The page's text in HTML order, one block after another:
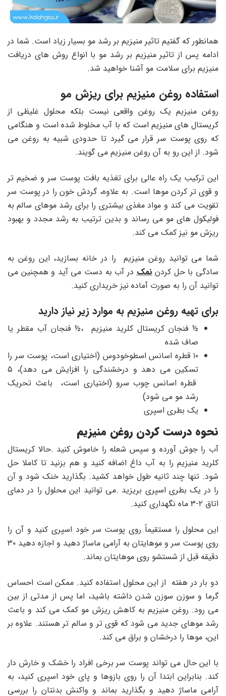
همانطور که گفتیم تاثیر منیزیم بر رشد مو بسیار زیاد است. شما در
ادامه پس از تاثیر منیزیم بر رشد مو با انواع روش های دریافت
منیزیم برای سلامت مو آشنا خواهید شد.
استفاده روغن منیزیم برای ریزش مو
روغن منیزیم یک روغن واقعی نیست بلکه محلول غلیظی از
کریستال های منیزیم است که با آب مخلوط شده است و هنگامی
که روی پوست سر قرار می گیرد تا حدودی شبیه به روغن می‌
شود. از این رو به آن روغن منیزیم می گویند.
این ترکیب یک راه عالی برای تغذیه بافت پوست سر و ضخیم تر
و قوی تر کردن موها است. به علاوه، گردش خون را در پوست سر
تقویت می کند و مواد مغذی بیشتری را برای رشد موهای سالم به
فولیکول های مو می رساند و بدین ترتیب به رشد مجدد و بهبود
ریزش مو نیز کمک می کند.
شما می توانید روغن منیزیم را در خانه بسازید، این روغن به
سادگی با حل کردننمکدر آب به دست می آید و همچنین می
توانید آن را به صورت آماده نیز خریداری کنید.
برای تهیه روغن منیزیم به موارد زیر نیاز دارید
½ فنجان کریستال کلرید منیزیم ،½ فنجان آب مقطر یا
صاف شده
۱۰ قطره اسانس اسطوخودوس (اختیاری است، پوست سر را
تسکین می دهد و درخشندگی را افزایش می دهد)، ۵
قطره اسانس چوب سرو (اختیاری است، باعث تحریک
رشد مو می شود)
یک بطری اسپری
نحوه درست کردن روغن منیزیم
آب را جوش آورده و سپس شعله را خاموش کنید .حالا کریستال
کلرید منیزیم را به آب داغ اضافه کنید و هم بزنید تا کاملا حل
شود. تنها چند ثانیه طول خواهد کشید. بگذارید خنک شود و آن
را در یک بطری اسپری بریزید .می توانید این محلول را در دمای
اتاق ۲-۳ ماه نگهداری کنید.
این محلول را مستقیماً روی پوست سر خود اسپری کنید و آن را
روی پوست سر و موهایتان به آرامی ماساژ دهید و اجازه دهید ۳۰
دقیقه قبل از شستشو روی موهایتان بماند.
دو بار در هفته از این محلول استفاده کنید. ممکن است احساس
گرما و سوزن سوزن شدن داشته باشید، اما پس از مدتی از بین
می رود. روغن منیزیم به کاهش ریزش مو کمک می کند و باعث
رشد موهای جدید می شود که قوی تر و سالم تر هستند. علاوه بر
این، موها را درخشان و براق می کند.
با این حال می تواند پوست سر برخی افراد را خشک و خارش دار
کند. بنابراین ابتدا آن را روی بازوها و پای خود اسپری کنید، به
آرامی ماساژ دهید و بگذارید بماند و واکنش بدنتان را بررسی